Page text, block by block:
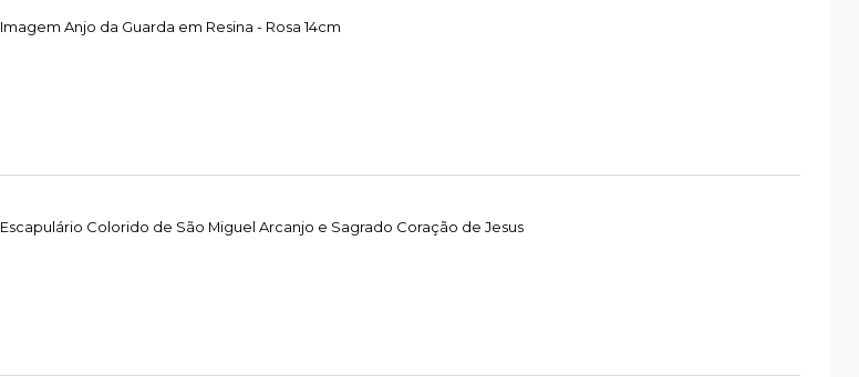
Imagem Anjo da Guarda em Resina - Rosa 14cm
Escapulário Colorido de São Miguel Arcanjo e Sagrado Coração de Jesus